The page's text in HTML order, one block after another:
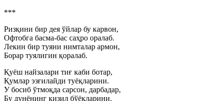
***
Ризқини бир дея ўйлар бу карвон,
Офтобга басма-бас саҳро оралаб.
Лекин бир туяни нимталар армон,
Борар туялигин қоралаб.
Қуёш найзалари тиғ каби ботар,
Қумлар эзғилайди туёқларини.
У босиб ўтмоқда сарсон, дарбадар,
Бу дунёнинг қизил бўёқларини.